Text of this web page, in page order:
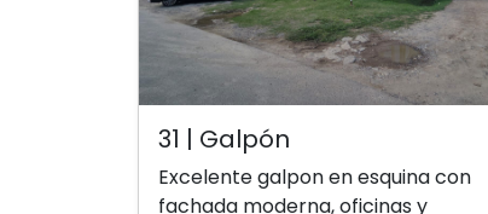
31 | Galpón
Excelente galpon en esquina con
fachada moderna, oficinas y